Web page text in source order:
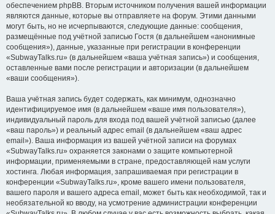
обеспечением phpBB. Вторым источником получения вашей информации
являются данные, которые вы отправляете на форум. Этими данными
могут быть, но не исчерпываются, следующие данные: сообщения,
размещённые под учётной записью Гостя (в дальнейшем «анонимные
сообщения»), данные, указанные при регистрации в конференции
«SubwayTalks.ru» (в дальнейшем «ваша учётная запись») и сообщения,
оставленные вами после регистрации и авторизации (в дальнейшем
«ваши сообщения»).
Ваша учётная запись будет содержать, как минимум, однозначно
идентифицируемое имя (в дальнейшем «ваше имя пользователя»),
индивидуальный пароль для входа под вашей учётной записью (далее
«ваш пароль») и реальный адрес email (в дальнейшем «ваш адрес
email»). Ваша информация из вашей учётной записи на форумах
«SubwayTalks.ru» охраняется законами о защите компьютерной
информации, применяемыми в стране, предоставляющей нам услуги
хостинга. Любая информация, запрашиваемая при регистрации в
конференции «SubwayTalks.ru», кроме вашего имени пользователя,
вашего пароля и вашего адреса email, может быть как необходимой, так и
необязательной ко вводу, на усмотрение администрации конференции